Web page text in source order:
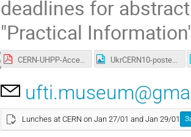
deadlines for
"Practical
CERN-UHPP-Access.pdf
Lunches at CERN on Jan 27/01 and Jan 29/01